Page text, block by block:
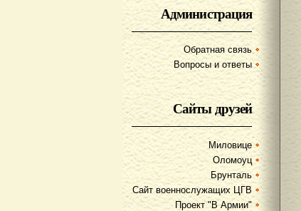
Администрация
Обратная связь
Вопросы и ответы
Сайты друзей
Миловице
Оломоуц
Брунталь
Сайт военнослужащих ЦГВ
Проект "В Армии"